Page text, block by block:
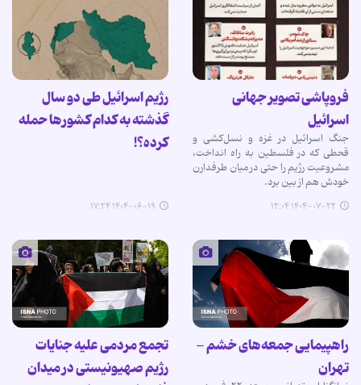
فروپاشی تصویر جهانی
اسرائیل
جنگ اسرائیل در غزه و نسل‌کشی و
قحطی که در فلسطین به راه انداخت،
مشروعیت رژیم را حتی در میان طرفدارن
خودش هم از بین برد.
۱۴۰۴-۰۷-۲۲ ۱۲:۰۴
رژیم اسرائیل طی دو سال
گذشته به کدام کشورها حمله
کرده؟!
۱۴۰۴-۰۶-۱۹ ۱۷:۲۴
راهپیمایی جمعه‌های خشم -
تهران
تجمع مردمی علیه جنایات
رژیم صهیونیستی در میدان